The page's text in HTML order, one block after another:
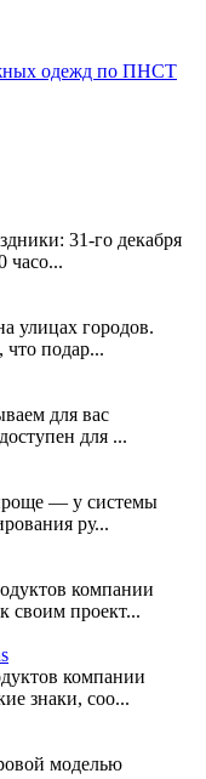
31-го декабря
часо...
улицах городов.
подар...
для вас
для ...
— у системы
ру...
компании
своим проект...
компании
знаки, соо...
моделью